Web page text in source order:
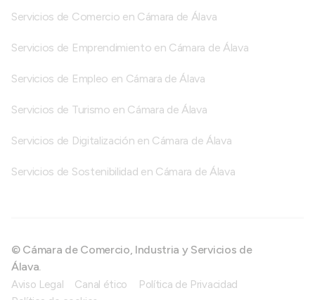
Servicios de Comercio en Cámara de Álava
Servicios de Emprendimiento en Cámara de Álava
Servicios de Empleo en Cámara de Álava
Servicios de Turismo en Cámara de Álava
Servicios de Digitalización en Cámara de Álava
Servicios de Sostenibilidad en Cámara de Álava
© Cámara de Comercio, Industria y Servicios de
Álava.
Aviso Legal Canal ético
Política de Privacidad